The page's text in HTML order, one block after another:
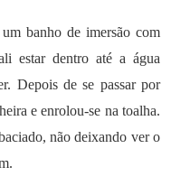
banho de imersão com
estar dentro até a água
Depois de se passar por
e enrolou-se na toalha.
não deixando ver o